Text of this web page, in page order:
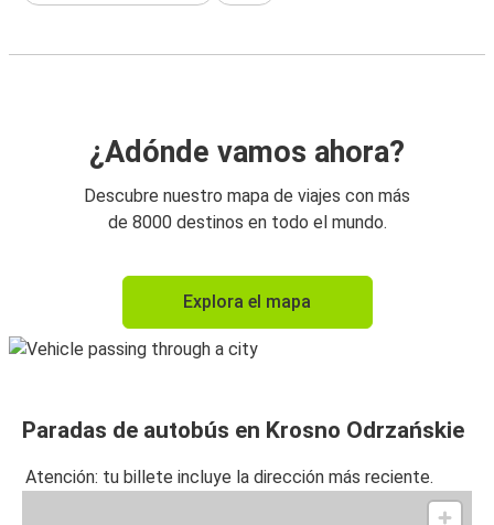
¿Adónde vamos ahora?
Descubre nuestro mapa de viajes con más
de 8000 destinos en todo el mundo.
Explora el mapa
Paradas de autobús en Krosno Odrzańskie
Atención: tu billete incluye la dirección más reciente.